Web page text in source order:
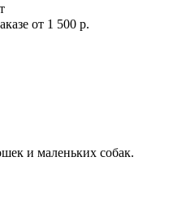
от 1 500 р.
и маленьких собак.